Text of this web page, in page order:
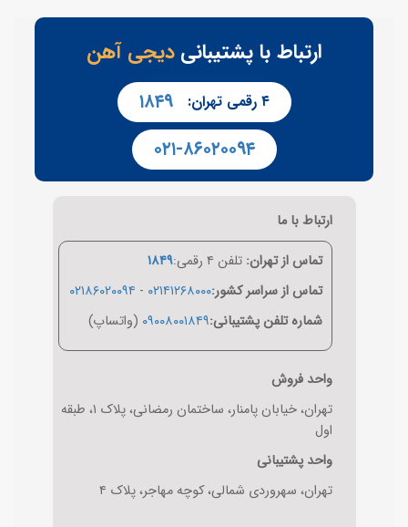
ارتباط با پشتیبانی دیجی آهن
۴ رقمی تهران:
۱۸۴۹
۰۲۱-۸۶۰۲۰۰۹۴
ارتباط با ما
تماس از تهران: تلفن ۴ رقمی:
۱۸۴۹
تماس از سراسر کشور:۰۲۱۴۱۲۶۸۰۰۰ - ۰۲۱۸۶۰۲۰۰۹۴
شماره تلفن پشتیبانی:۰۹۰۰۸۰۰۱۸۴۹ (واتساپ)
واحد فروش
تهران، خیابان پامنار، ساختمان رمضانی، پلاک ۱، طبقه
اول
واحد پشتیبانی
تهران، سهروردی شمالی، کوچه مهاجر، پلاک ۴